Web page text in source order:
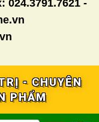
024.3791.7621 -
- CHUYÊN
PHẨM